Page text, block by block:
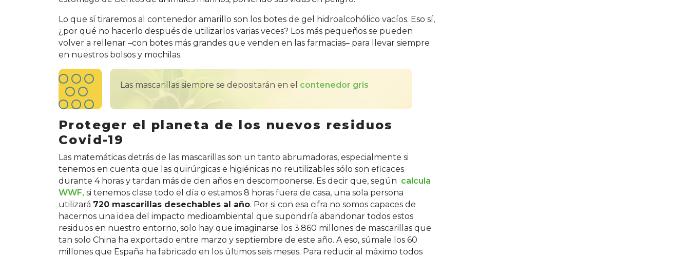
Lo que sí tiraremos al contenedor amarillo son los botes de gel hidroalcohólico vacíos. Eso sí,
¿por qué no hacerlo después de utilizarlos varias veces? Los más pequeños se pueden
volver a rellenar –con botes más grandes que venden en las farmacias– para llevar siempre
en nuestros bolsos y mochilas.
Las mascarillas siempre se depositarán en el contenedor gris
Proteger el planeta de los nuevos residuos
Covid-19
Las matemáticas detrás de las mascarillas son un tanto abrumadoras, especialmente si
tenemos en cuenta que las quirúrgicas e higiénicas no reutilizables sólo son eficaces
durante 4 horas y tardan más de cien años en descomponerse. Es decir que, según calcula
WWF, si tenemos clase todo el día o estamos 8 horas fuera de casa, una sola persona
utilizará 720 mascarillas desechables al año. Por si con esa cifra no somos capaces de
hacernos una idea del impacto medioambiental que supondría abandonar todos estos
residuos en nuestro entorno, solo hay que imaginarse los 3.860 millones de mascarillas que
tan solo China ha exportado entre marzo y septiembre de este año. A eso, súmale los 60
millones que España ha fabricado en los últimos seis meses. Para reducir al máximo todos